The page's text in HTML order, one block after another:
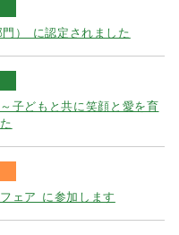
） に認定されました
子どもと共に笑顔と愛を育
ェア に参加します